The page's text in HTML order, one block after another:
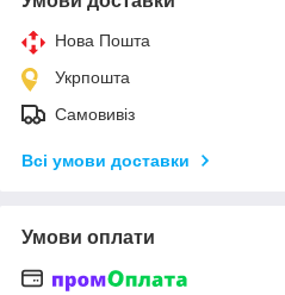
Нова Пошта
Укрпошта
Самовивіз
Всі умови доставки
Умови оплати